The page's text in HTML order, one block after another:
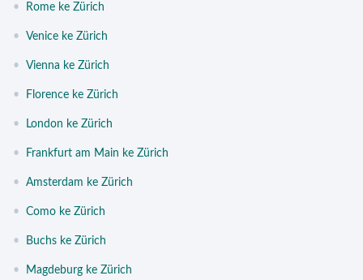
• Rome ke Zürich
• Venice ke Zürich
• Vienna ke Zürich
• Florence ke Zürich
• London ke Zürich
• Frankfurt am Main ke Zürich
• Amsterdam ke Zürich
• Como ke Zürich
• Buchs ke Zürich
• Magdeburg ke Zürich